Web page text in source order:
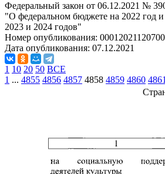
Федеральный закон от 06.12.2021 №
"О федеральном бюджете на 2022 год
2023 и 2024 годов"
Номер опубликования:
Дата опубликования: 07.12.2021
1 10 20 50 ВСЕ
1 ... 4855 4856 4857 4858 4859 4860 4861